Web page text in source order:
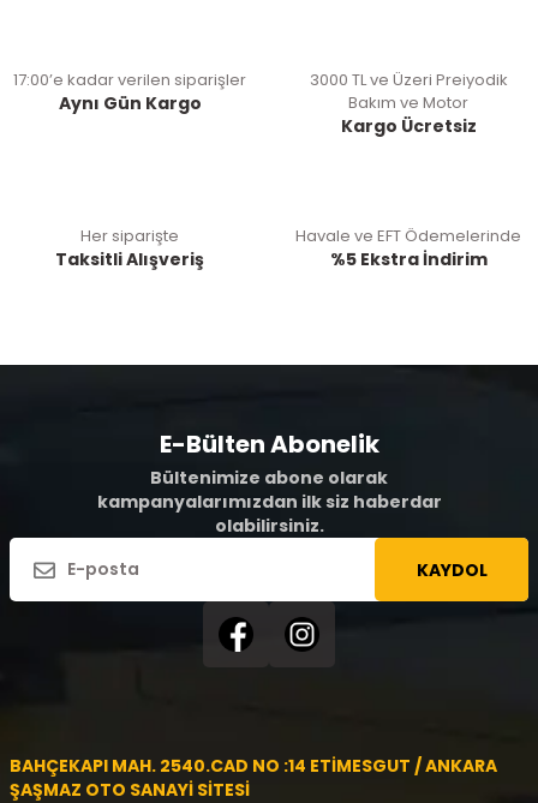
17:00’e kadar verilen siparişler
Aynı Gün Kargo
3000 TL ve Üzeri Preiyodik
Bakım ve Motor
Kargo Ücretsiz
Her siparişte
Taksitli Alışveriş
Havale ve EFT Ödemelerinde
%5 Ekstra İndirim
E-Bülten Abonelik
Bültenimize abone olarak
kampanyalarımızdan ilk siz haberdar
olabilirsiniz.
KAYDOL
BAHÇEKAPI MAH. 2540.CAD NO :14 ETİMESGUT / ANKARA
ŞAŞMAZ OTO SANAYİ SİTESİ